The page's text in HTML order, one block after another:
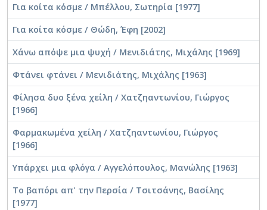
Για κοίτα κόσμε / Μπέλλου, Σωτηρία [1977]
Για κοίτα κόσμε / Θώδη, Έφη [2002]
Χάνω απόψε μια ψυχή / Μενιδιάτης, Μιχάλης [1969]
Φτάνει φτάνει / Μενιδιάτης, Μιχάλης [1963]
Φίλησα δυο ξένα χείλη / Χατζηαντωνίου, Γιώργος
[1966]
Φαρμακωμένα χείλη / Χατζηαντωνίου, Γιώργος
[1966]
Υπάρχει μια φλόγα / Αγγελόπουλος, Μανώλης [1963]
Το βαπόρι απ' την Περσία / Τσιτσάνης, Βασίλης
[1977]